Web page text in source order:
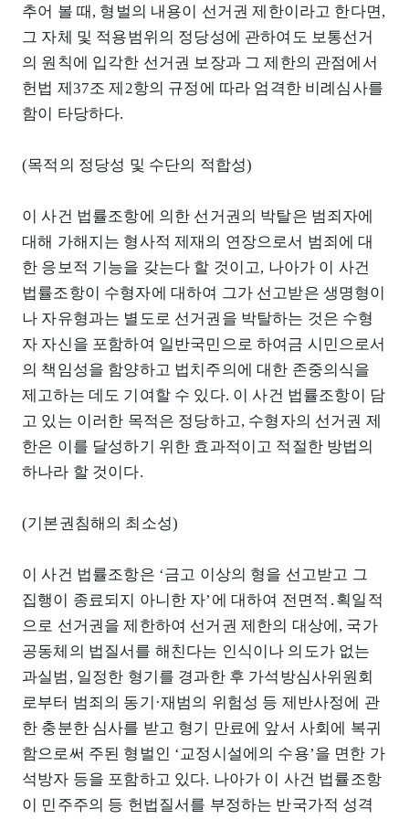
추어 볼 때, 형벌의 내용이 선거권 제한이라고 한다면,
그 자체 및 적용범위의 정당성에 관하여도 보통선거
의 원칙에 입각한 선거권 보장과 그 제한의 관점에서
헌법 제37조 제2항의 규정에 따라 엄격한 비례심사를
함이 타당하다.
(목적의 정당성 및 수단의 적합성)
이 사건 법률조항에 의한 선거권의 박탈은 범죄자에
대해 가해지는 형사적 제재의 연장으로서 범죄에 대
한 응보적 기능을 갖는다 할 것이고, 나아가 이 사건
법률조항이 수형자에 대하여 그가 선고받은 생명형이
나 자유형과는 별도로 선거권을 박탈하는 것은 수형
자 자신을 포함하여 일반국민으로 하여금 시민으로서
의 책임성을 함양하고 법치주의에 대한 존중의식을
제고하는 데도 기여할 수 있다. 이 사건 법률조항이 담
고 있는 이러한 목적은 정당하고, 수형자의 선거권 제
한은 이를 달성하기 위한 효과적이고 적절한 방법의
하나라 할 것이다.
(기본권침해의 최소성)
이 사건 법률조항은 ‘금고 이상의 형을 선고받고 그
집행이 종료되지 아니한 자’에 대하여 전면적․획일적
으로 선거권을 제한하여 선거권 제한의 대상에, 국가
공동체의 법질서를 해친다는 인식이나 의도가 없는
과실범, 일정한 형기를 경과한 후 가석방심사위원회
로부터 범죄의 동기·재범의 위험성 등 제반사정에 관
한 충분한 심사를 받고 형기 만료에 앞서 사회에 복귀
함으로써 주된 형벌인 ‘교정시설에의 수용’을 면한 가
석방자 등을 포함하고 있다. 나아가 이 사건 법률조항
이 민주주의 등 헌법질서를 부정하는 반국가적 성격